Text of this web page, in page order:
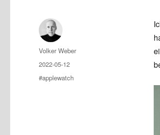
Author
Volker Weber
Posted
on
2022-05-12
Tags
#applewatch